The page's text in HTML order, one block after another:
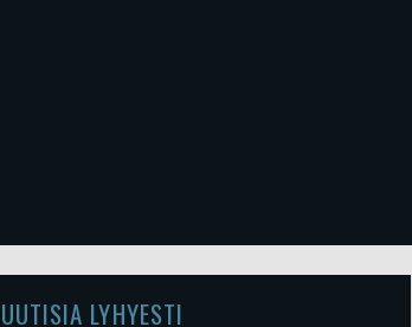
UUTISIA LYHYESTI